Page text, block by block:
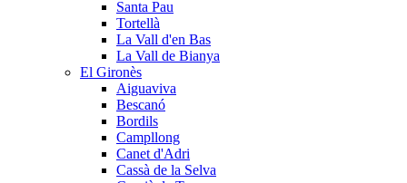
Santa Pau
Tortellà
La Vall d'en Bas
La Vall de Bianya
El Gironès
Aiguaviva
Bescanó
Bordils
Campllong
Canet d'Adri
Cassà de la Selva